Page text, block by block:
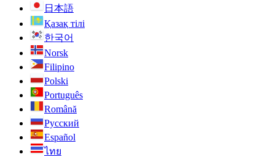
日本語
Қазақ тілі
한국어
Norsk
Filipino
Polski
Português
Română
Русский
Español
ไทย